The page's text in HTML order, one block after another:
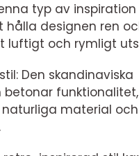
typ av inspiration
hålla designen ren
luftigt och rymligt
Den skandinaviska
betonar
material och